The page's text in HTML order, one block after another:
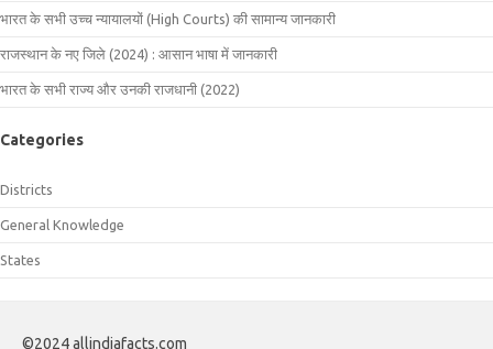
भारत के सभी उच्च न्यायालयों (High Courts) की सामान्य जानकारी
राजस्थान के नए जिले (2024) : आसान भाषा में जानकारी
भारत के सभी राज्य और उनकी राजधानी (2022)
Categories
Districts
General Knowledge
States
©2024 allindiafacts.com